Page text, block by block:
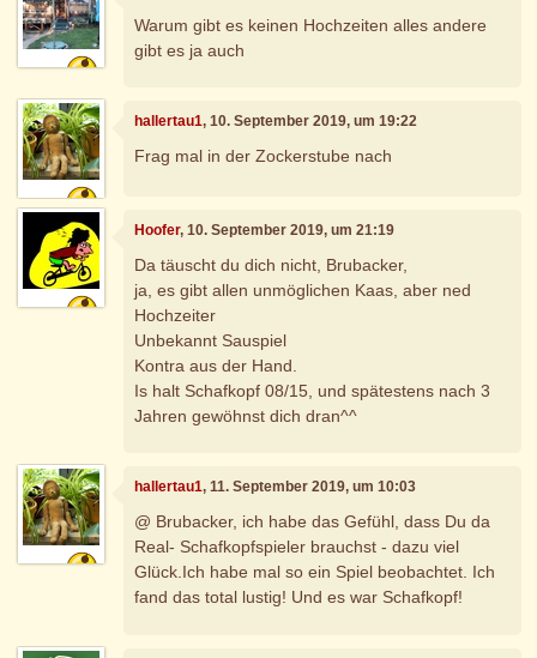
Warum gibt es keinen Hochzeiten alles andere
gibt es ja auch
hallertau1, 10. September 2019, um 19:22
Frag mal in der Zockerstube nach
Hoofer, 10. September 2019, um 21:19
Da täuscht du dich nicht, Brubacker,
ja, es gibt allen unmöglichen Kaas, aber ned
Hochzeiter
Unbekannt Sauspiel
Kontra aus der Hand.
Is halt Schafkopf 08/15, und spätestens nach 3
Jahren gewöhnst dich dran^^
hallertau1, 11. September 2019, um 10:03
@ Brubacker, ich habe das Gefühl, dass Du da
Real- Schafkopfspieler brauchst - dazu viel
Glück.Ich habe mal so ein Spiel beobachtet. Ich
fand das total lustig! Und es war Schafkopf!